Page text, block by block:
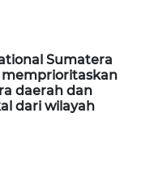
Sumatera
daerah dan
dari wilayah